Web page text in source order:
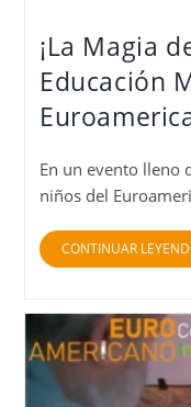
¡La Magia
Educación
En un evento lleno
niños del
CONTINUAR